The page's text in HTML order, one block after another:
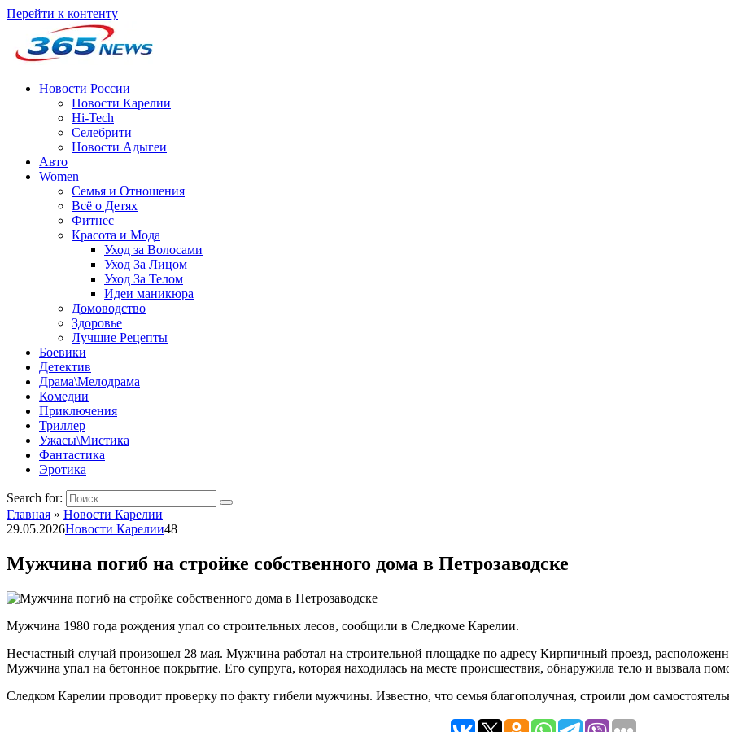
Перейти к контенту
Новости России
Новости Карелии
Hi-Tech
Селебрити
Новости Адыгеи
Авто
Women
Семья и Отношения
Всё о Детях
Фитнес
Красота и Мода
Уход за Волосами
Уход За Лицом
Уход За Телом
Идеи маникюра
Домоводство
Здоровье
Лучшие Рецепты
Боевики
Детектив
Драма\Мелодрама
Комедии
Приключения
Триллер
Ужасы\Мистика
Фантастика
Эротика
Search for:
Главная » Новости Карелии
29.05.2026Новости Карелии48
Мужчина погиб на стройке собственного дома в Петрозаводске
Мужчина 1980 года рождения упал со строительных лесов, сообщили в Следкоме Карелии.
Несчастный случай произошел 28 мая. Мужчина работал на строительной площадке по адресу Кирпичный проезд,
Мужчина упал на бетонное покрытие. Его супруга, которая находилась на месте происшествия, обнаружила тело и вызвала
Следком Карелии проводит проверку по факту гибели мужчины. Известно, что семья благополучная, строили дом